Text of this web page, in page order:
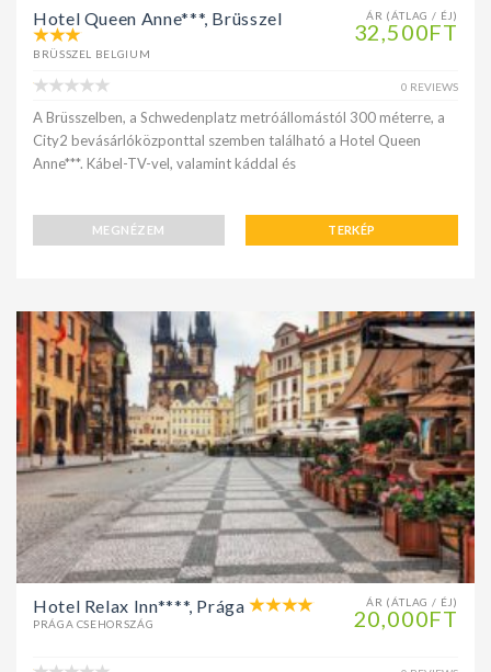
ÁR (ÁTLAG / ÉJ)
32,500FT
Hotel Queen Anne***, Brüsszel
BRÜSSZEL BELGIUM
0 REVIEWS
A Brüsszelben, a Schwedenplatz metróállomástól 300 méterre, a
City2 bevásárlóközponttal szemben található a Hotel Queen
Anne***. Kábel-TV-vel, valamint káddal és
MEGNÉZEM TERKÉP
ÁR (ÁTLAG / ÉJ)
20,000FT
Hotel Relax Inn****, Prága
PRÁGA CSEHORSZÁG